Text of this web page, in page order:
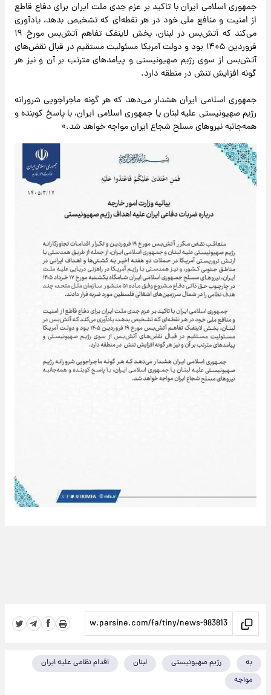
جمهوری اسلامی ایران با تاکید بر عزم جدی ملت ایران برای دفاع قاطع
از امنیت و منافع ملی خود در هر نقطه‌ای که تشخیص بدهد، یادآوری
می‌کند که آتش‌بس در لبنان، بخش لاینفک تفاهم آتش‌بس مورخ ۱۹
فروردین ۱۴۰۵ بود و دولت آمریکا مسئولیت مستقیم در قبال نقض‌های
آتش‌بس از سوی رژیم صهیونیستی و پیامدهای مترتب بر آن و نیز هر
گونه افزایش تنش در منطقه دارد.
جمهوری اسلامی ایران هشدار می‌دهد که هر گونه ماجراجویی شرورانه
رژیم صهیونیستی علیه لبنان یا جمهوری اسلامی ایران، با پاسخ کوبنده و
همه‌جانبه نیروهای مسلح شجاع ایران مواجه خواهد شد.»
به رژیم صهیونیستی لبنان
اقدام نظامی علیه ایران
مواجه